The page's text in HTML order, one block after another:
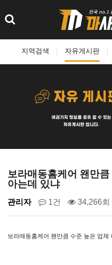
지역검색 자유게시판
보라매동홈케어 왠만
아는데 있냐
관리자 1건 34,266회
보라매동홈케어 왠만큼 수준 높은 업체